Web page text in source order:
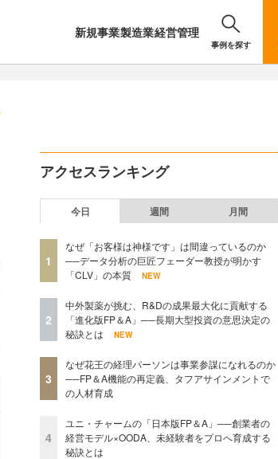
新規事業製造業経営管理
事例を探す
アクセスランキング
今日 週間 月間
1
なぜ「お客様は神様です」は間違っているのか
──データ分析の巨匠フェーダー教授が明かす
「CLV」の本質
NEW
2
中外製薬が挑む、R&Dの成果最大化に貢献する
「進化版FP＆A」──長期大型投資の意思決定の
秘訣とは
NEW
3
なぜ花王の経理パーソンは事業参謀になれるのか
──FP＆A機能の再定義、タフアサインメントで
の人材育成
4
ユニ・チャームの「日本版FP＆A」──創業者の
経営モデル×OODA、未経験者をプロへ育成する
秘訣とは